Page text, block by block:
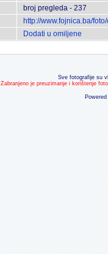
broj pregleda - 237
http://www.fojnica.ba/
Dodati u omiljene
Sve fotografije su
Zabranjeno je preuzimanje i korištenje